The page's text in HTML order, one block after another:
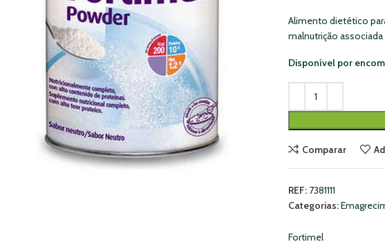
Alimento dietético
malnutrição associada
Disponível por
Comparar
REF: 7381111
Categorias:
Fortimel